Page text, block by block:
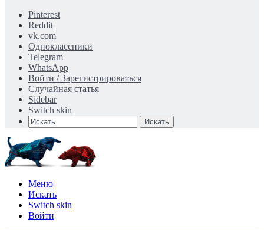
Pinterest
Reddit
vk.com
Одноклассники
Telegram
WhatsApp
Войти / Зарегистрироваться
Случайная статья
Sidebar
Switch skin
Искать
Меню
Искать
Switch skin
Войти